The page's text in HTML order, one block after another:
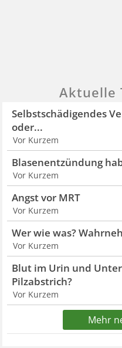
Aktuelle
Selbstschädigendes
oder...
Vor Kurzem
Blasenentzündung
Vor Kurzem
Angst vor MRT
Vor Kurzem
Wer wie was?
Vor Kurzem
Blut im Urin und
Pilzabstrich?
Vor Kurzem
Mehr